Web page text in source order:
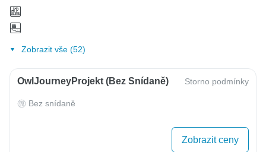
Zobrazit vše (52)
OwlJourneyProjekt (bez Snídaně) Storno podmínky
Bez snídaně
Zobrazit ceny